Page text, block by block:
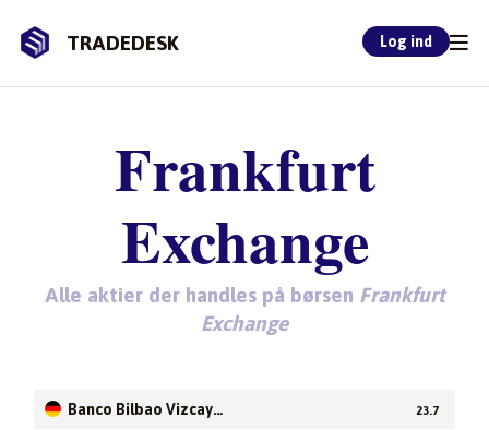
TRADEDESK Log ind
Frankfurt
Exchange
Alle aktier der handles på børsen Frankfurt
Exchange
Banco Bilbao Vizcaya
23.7